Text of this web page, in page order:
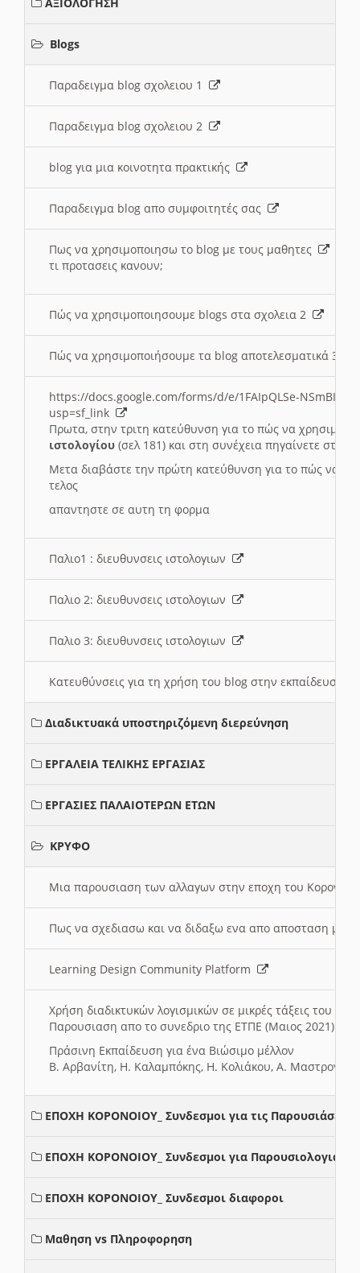
Blogs
Παραδειγμα blog σχολειου 1
Παραδειγμα blog σχολειου 2
blog για μια κοινοτητα πρακτικής
Παραδειγμα blog απο συμφοιτητές σας
Πως να χρησιμοποιησω το blog με τους μαθητες
τι προτασεις κανουν;
Πώς να χρησιμοποιησουμε blogs στα σχολεια 2
Πώς να χρησιμοποιήσουμε τα blog αποτελεσματικά 3
https://docs.google.com/forms/d/e/1FAIpQLSe-NSmBI-
usp=sf_link
Πρωτα, στην τριτη κατεύθυνση για το πώς να
ιστολογίου (σελ 181) και στη συνέχεια πηγαίνετε στο
Μετα διαβάστε την πρώτη κατεύθυνση για το πώς να
τελος
απαντηστε σε αυτη τη φορμα
Παλιο1 : διευθυνσεις ιστολογιων
Παλιο 2: διευθυνσεις ιστολογιων
Παλιο 3: διευθυνσεις ιστολογιων
Κατευθύνσεις για τη χρήση του blog στην εκπαίδευση
Διαδικτυακά υποστηριζόμενη διερεύνηση
ΕΡΓΑΛΕΙΑ ΤΕΛΙΚΗΣ ΕΡΓΑΣΙΑΣ
ΕΡΓΑΣΙΕΣ ΠΑΛΑΙΟΤΕΡΩΝ ΕΤΩΝ
ΚΡΥΦΟ
Μια παρουσιαση των αλλαγων στην εποχη του
Πως να σχεδιασω και να διδαξω ενα απο αποσταση
Learning Design Community Platform
Χρήση διαδικτυκών λογισμικών σε μικρές τάξεις του
Παρουσιαση απο το συνεδριο της ΕΤΠΕ (Μαιος 2021)
Πράσινη Εκπαίδευση για ένα Βιώσιμο μέλλον
Β. Αρβανίτη, Η. Καλαμπόκης, Η. Κολιάκου, Α.
ΕΠΟΧΗ ΚΟΡΟΝΟΙΟΥ_ Συνδεσμοι για τις Παρουσιάσεις
ΕΠΟΧΗ ΚΟΡΟΝΟΙΟΥ_ Συνδεσμοι για Παρουσιολογια
ΕΠΟΧΗ ΚΟΡΟΝΟΙΟΥ_ Συνδεσμοι διαφοροι
Μαθηση vs Πληροφορηση